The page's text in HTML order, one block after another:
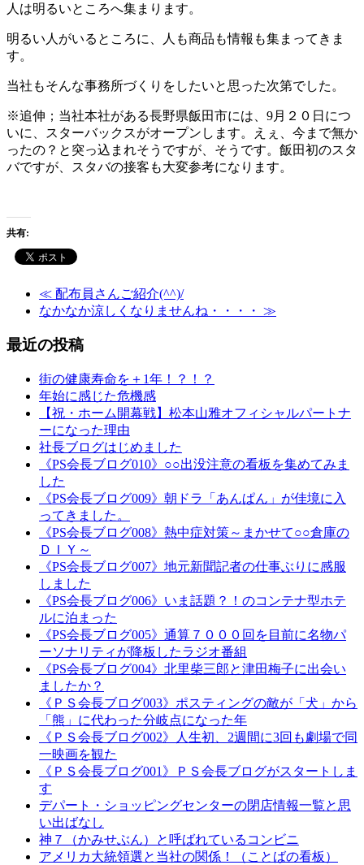
人は明るいところへ集まります。
明るい人がいるところに、人も商品も情報も集まってきま
す。
当社もそんな事務所づくりをしたいと思った次第でした。
※追伸；当社本社がある長野県飯田市には、9月２０日につ
いに、スターバックスがオープンします。えぇ、今まで無か
ったの？と突っ込まれそうですが、そうです。飯田初のスタ
バですが、スタバの接客も大変参考になります。
共有:
≪ 配布員さんご紹介(^^)/
なかなか涼しくなりませんね・・・・ ≫
最近の投稿
街の健康寿命を＋1年！？！？
年始に感じた危機感
【祝・ホーム開幕戦】松本山雅オフィシャルパートナ
ーになった理由
社長ブログはじめました
《PS会長ブログ010》○○出没注意の看板を集めてみま
した
《PS会長ブログ009》朝ドラ「あんぱん」が佳境に入
ってきました。
《PS会長ブログ008》熱中症対策～まかせて○○倉庫の
ＤＩＹ～
《PS会長ブログ007》地元新聞記者の仕事ぶりに感服
しました
《PS会長ブログ006》いま話題？！のコンテナ型ホテ
ルに泊まった
《PS会長ブログ005》通算７０００回を目前に名物パ
ーソナリティが降板したラジオ番組
《PS会長ブログ004》北里柴三郎と津田梅子に出会い
ましたか？
《ＰＳ会長ブログ003》ポスティングの敵が「犬」から
「熊」に代わった分岐点になった年
《ＰＳ会長ブログ002》人生初、2週間に3回も劇場で同
一映画を観た
《ＰＳ会長ブログ001》ＰＳ会長ブログがスタートしま
す
デパート・ショッピングセンターの閉店情報一覧と思
い出ばなし
神７（かみせぶん）と呼ばれているコンビニ
アメリカ大統領選と当社の関係！（ことばの看板）